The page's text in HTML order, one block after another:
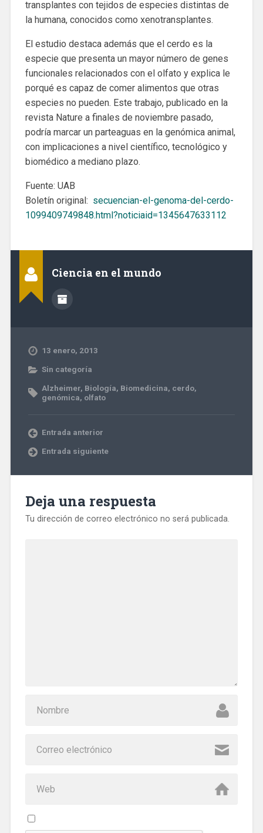
transplantes con tejidos de especies distintas de
la humana, conocidos como xenotransplantes.
El estudio destaca además que el cerdo es la
especie que presenta un mayor número de genes
funcionales relacionados con el olfato y explica le
porqué es capaz de comer alimentos que otras
especies no pueden. Este trabajo, publicado en la
revista Nature a finales de noviembre pasado,
podría marcar un parteaguas en la genómica animal,
con implicaciones a nivel científico, tecnológico y
biomédico a mediano plazo.
Fuente: UAB
Boletín original: secuencian-el-genoma-del-cerdo-
1099409749848.html?noticiaid=1345647633112
Ciencia en el mundo
13 enero, 2013
Sin categoría
Alzheimer, Biología, Biomedicina, cerdo,
genómica, olfato
Entrada anterior
Entrada siguiente
Deja una respuesta
Tu dirección de correo electrónico no será publicada.